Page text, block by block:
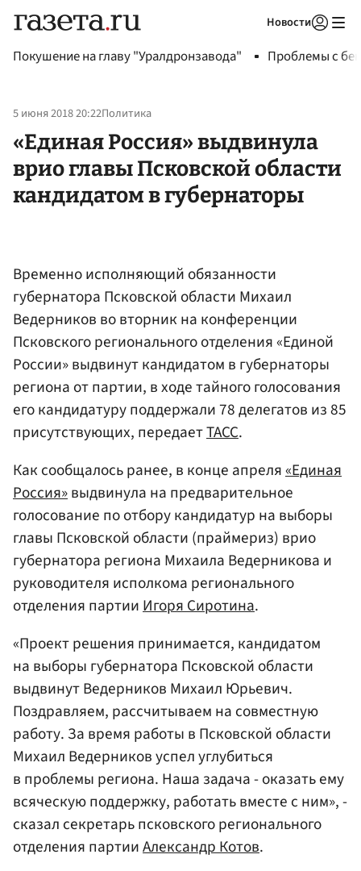
Новости
Покушение на главу "Уралдронзавода" Проблемы с
5 июня 2018 20:22Политика
«Единая Россия» выдвинула
врио главы Псковской области
кандидатом в губернаторы
Временно исполняющий обязанности
губернатора Псковской области Михаил
Ведерников во вторник на конференции
Псковского регионального отделения «Единой
России» выдвинут кандидатом в губернаторы
региона от партии, в ходе тайного голосования
его кандидатуру поддержали 78 делегатов из 85
присутствующих, передаетТАСС.
Как сообщалось ранее, в конце апреля«Единая
Россия»выдвинула на предварительное
голосование по отбору кандидатур на выборы
главы Псковской области (праймериз) врио
губернатора региона Михаила Ведерникова и
руководителя исполкома регионального
отделения партииИгоря Сиротина.
«Проект решения принимается, кандидатом
на выборы губернатора Псковской области
выдвинут Ведерников Михаил Юрьевич.
Поздравляем, рассчитываем на совместную
работу. За время работы в Псковской области
Михаил Ведерников успел углубиться
в проблемы региона. Наша задача - оказать ему
всяческую поддержку, работать вместе с ним», -
сказал секретарь псковского регионального
отделения партииАлександр Котов.